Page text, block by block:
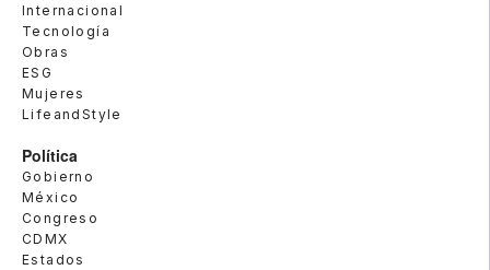
Internacional
Tecnología
Obras
ESG
Mujeres
LifeandStyle
Política
Gobierno
México
Congreso
CDMX
Estados